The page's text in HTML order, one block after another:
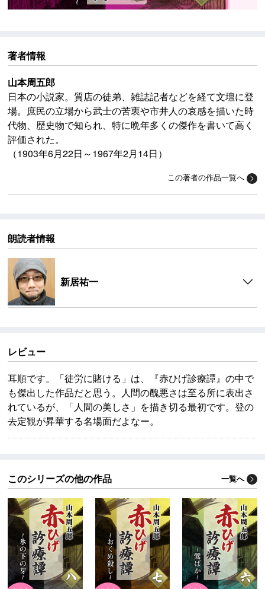
著者情報
山本周五郎
日本の小説家。質店の徒弟、雑誌記者などを経て文壇に登
場。庶民の立場から武士の苦衷や市井人の哀感を描いた時
代物、歴史物で知られ、特に晩年多くの傑作を書いて高く
評価された。
（1903年6月22日～1967年2月14日）
この著者の作品一覧へ
朗読者情報
新居祐一
レビュー
耳順です。「徒労に賭ける」は、『赤ひげ診療譚』の中で
も傑出した作品だと思う。人間の醜悪さは至る所に表出さ
れているが、「人間の美しさ」を描き切る最初です。登の
去定観が昇華する名場面だよなー。
このシリーズの他の作品 一覧へ